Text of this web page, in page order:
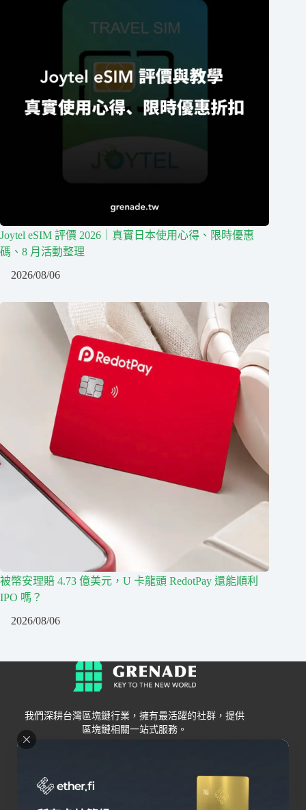
Joytel eSIM 評價 2026｜真實日本使用心得、限時優惠
碼、8 月活動整理
2026/08/06
被幣安理賠 4.73 億美元，U 卡龍頭 RedotPay 還能順利
IPO 嗎？
2026/08/06
我們深耕台灣區塊鏈行業，擁有最活躍的社群，提供
區塊鏈相關一站式服務。
Grenade
關於我們
交易所